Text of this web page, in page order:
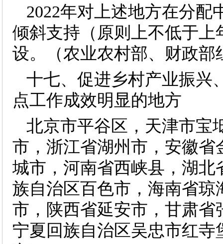
2022年对上述地方在分配
倾斜支持（原则上不低于
设。（农业农村部、财政部
十七、促进乡村产业振兴
点工作成效明显的地方
北京市平谷区，天津市宝
市，浙江省湖州市，安徽
城市，河南省西峡县，湖
族自治区百色市，海南省
市，陕西省延安市，甘肃
宁夏回族自治区吴忠市红